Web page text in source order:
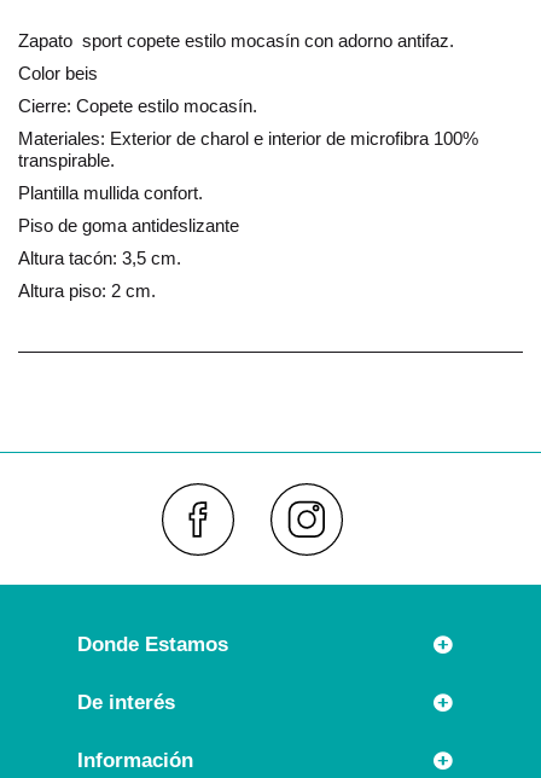
Zapato sport copete estilo mocasín con adorno antifaz.
Color beis
Cierre: Copete estilo mocasín.
Materiales: Exterior de charol e interior de microfibra 100%
transpirable.
Plantilla mullida confort.
Piso de goma antideslizante
Altura tacón: 3,5 cm.
Altura piso: 2 cm.
Donde Estamos
Rúa Príncipe 7
Llámanos:
De interés
Información